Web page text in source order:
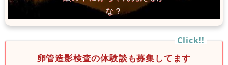
卵管造影検査の体験談も募集してます